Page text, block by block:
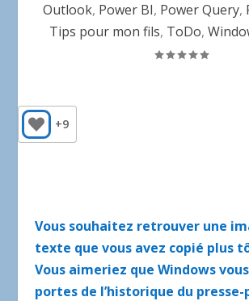
Outlook, Power BI, Power Query,
Tips pour mon fils, ToDo,
+9
Vous souhaitez retrouver une
texte que vous avez copié plus
Vous aimeriez que Windows
portes de l’historique du presse-